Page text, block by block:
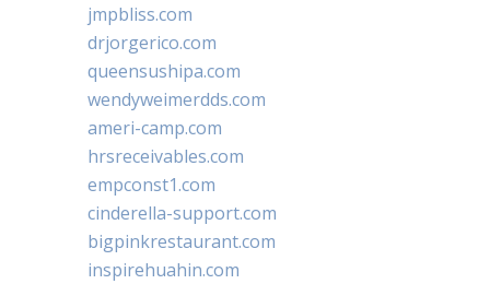
jmpbliss.com
drjorgerico.com
queensushipa.com
wendyweimerdds.com
ameri-camp.com
hrsreceivables.com
empconst1.com
cinderella-support.com
bigpinkrestaurant.com
inspirehuahin.com